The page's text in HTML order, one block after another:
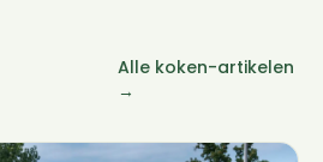
Alle koken-artikelen
→